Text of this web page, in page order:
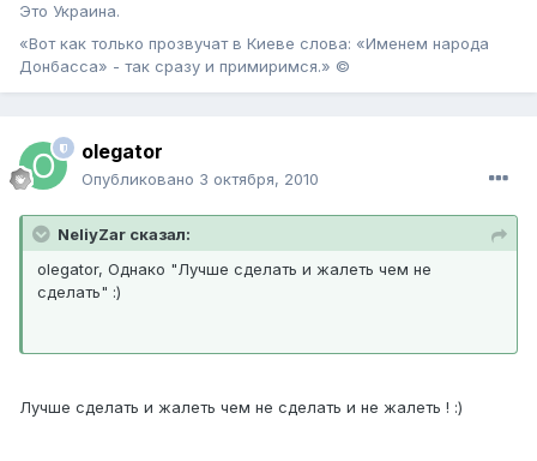
Это Украина .
«Вот как только прозвучат в Киеве слова: «Именем народа
Донбасса» - так сразу и примиримся.» ©
olegator
Опубликовано 3 октября, 2010
NeliyZar сказал:
olegator, Однако "Лучше сделать и жалеть чем не
сделать" :)
Лучше сделать и жалеть чем не сделать и не жалеть ! :)